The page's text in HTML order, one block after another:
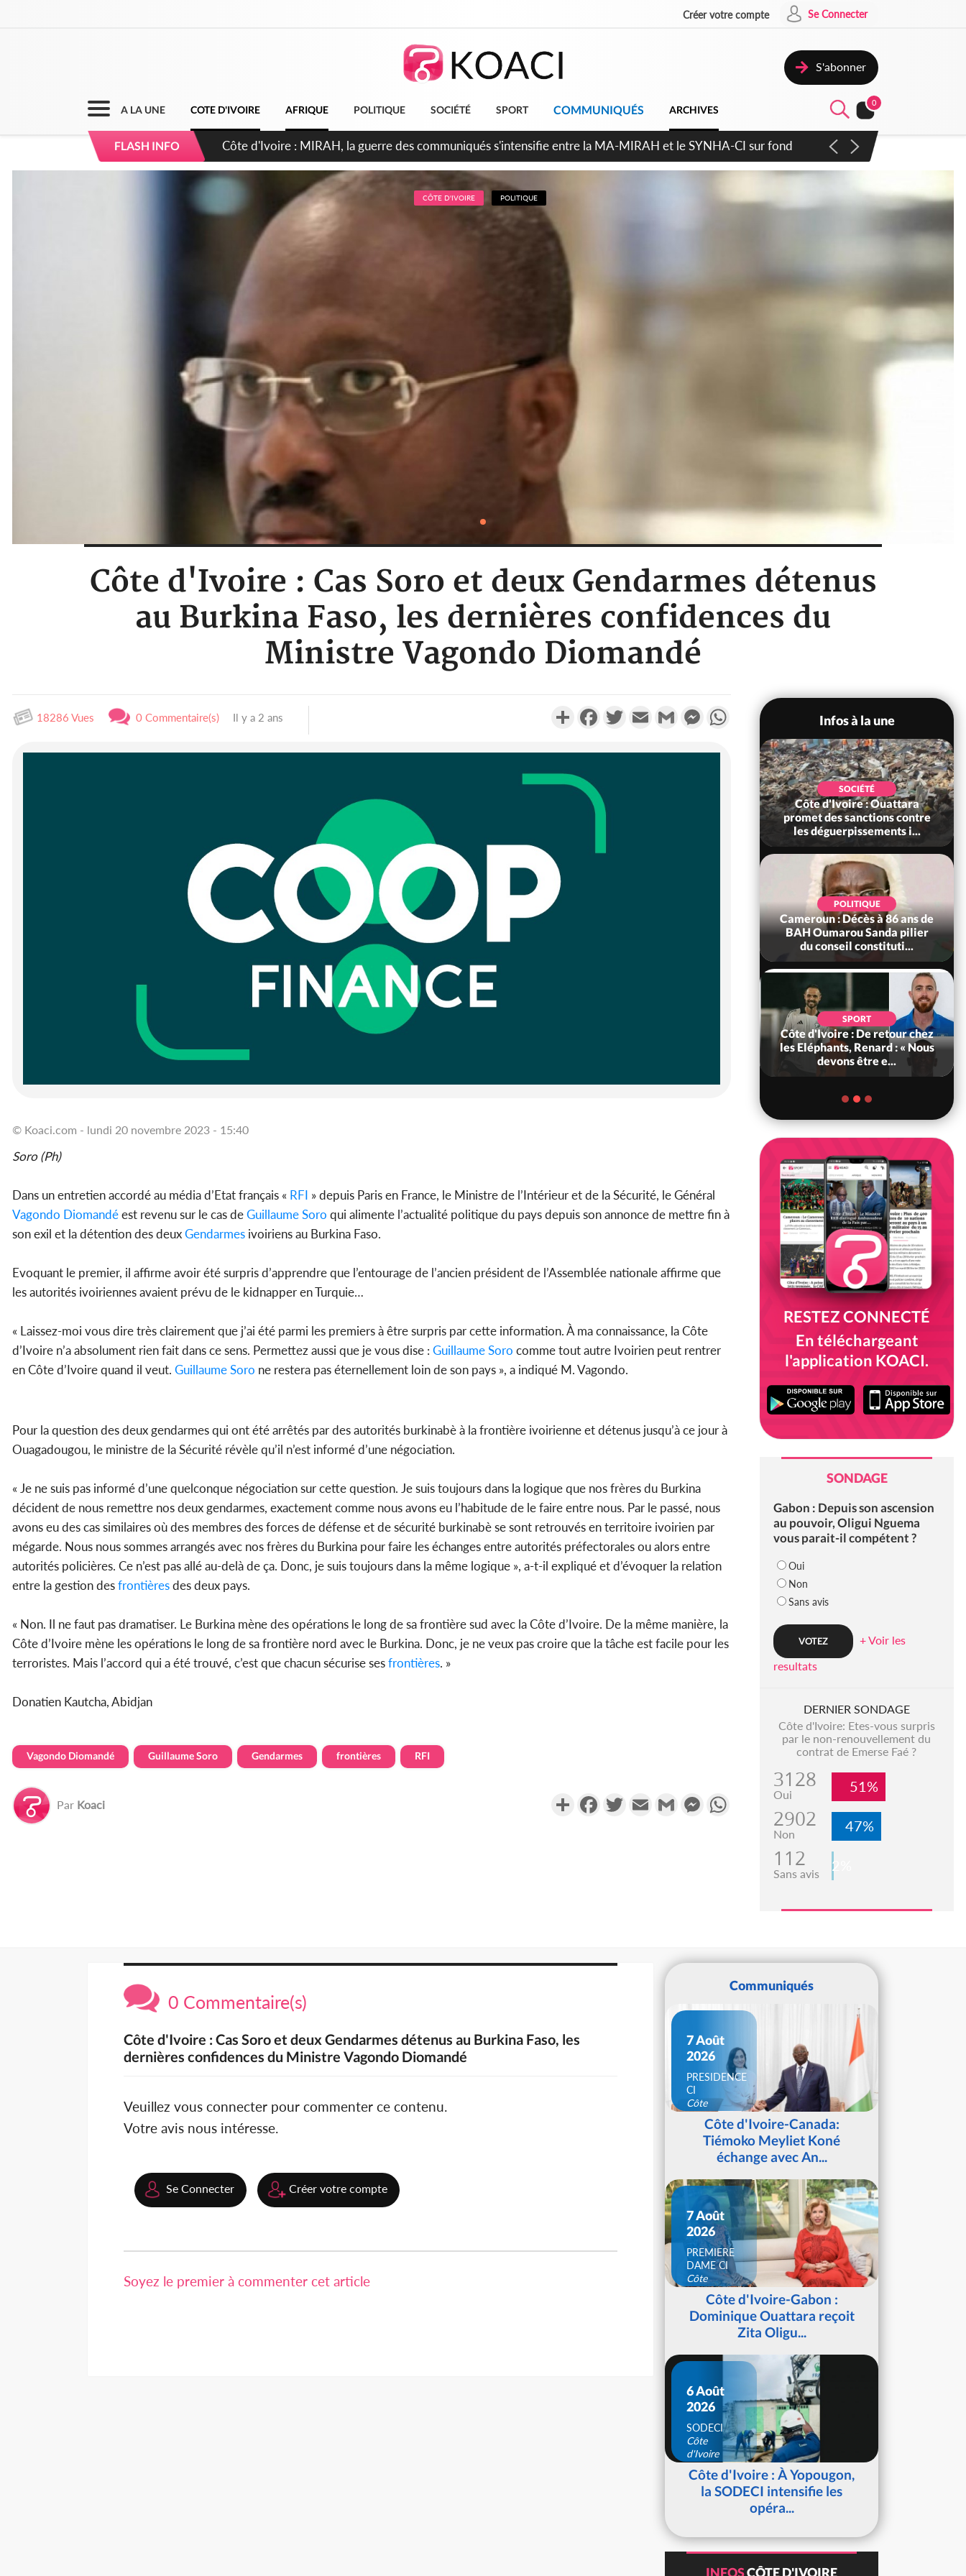
Créer votre compte Se Connecter
S'abonner
A LA UNE COTE D'IVOIRE AFRIQUE POLITIQUE SOCIÉTÉ SPORT COMMUNIQUÉS ARCHIVES
0
FLASH INFO Côte d'Ivoire : Indépendance 2026, Thiam plaide pour un environnement démocratique plus apaisé
CÔTE D'IVOIRE POLITIQUE
Côte d'Ivoire : Cas Soro et deux Gendarmes détenus
au Burkina Faso, les dernières confidences du
Ministre Vagondo Diomandé
18286 Vues 0 Commentaire(s) Il y a 2 ans PartagerFacebookTwitterEmail Gmail MessengerWhatsApp
© Koaci.com - lundi 20 novembre 2023 - 15:40
Soro (Ph)
Dans un entretien accordé au média d’Etat français « RFI » depuis Paris en France, le Ministre de l’Intérieur et de la Sécurité, le Général
Vagondo Diomandéest revenu sur le cas deGuillaume Soro qui alimente l’actualité politique du pays depuis son annonce de mettre fin à
son exil et la détention des deuxGendarmes ivoiriens au Burkina Faso.
Evoquant le premier, il affirme avoir été surpris d’apprendre que l’entourage de l’ancien président de l’Assemblée nationale affirme que
les autorités ivoiriennes avaient prévu de le kidnapper en Turquie…
« Laissez-moi vous dire très clairement que j’ai été parmi les premiers à être surpris par cette information. À ma connaissance, la Côte
d’Ivoire n’a absolument rien fait dans ce sens. Permettez aussi que je vous dise : Guillaume Soro comme tout autre Ivoirien peut rentrer
en Côte d’Ivoire quand il veut. Guillaume Soro ne restera pas éternellement loin de son pays », a indiqué M. Vagondo.
Pour la question des deux gendarmes qui ont été arrêtés par des autorités burkinabè à la frontière ivoirienne et détenus jusqu’à ce jour à
Ouagadougou, le ministre de la Sécurité révèle qu’il n’est informé d’une négociation.
« Je ne suis pas informé d’une quelconque négociation sur cette question. Je suis toujours dans la logique que nos frères du Burkina
décident de nous remettre nos deux gendarmes, exactement comme nous avons eu l’habitude de le faire entre nous. Par le passé, nous
avons eu des cas similaires où des membres des forces de défense et de sécurité burkinabè se sont retrouvés en territoire ivoirien par
mégarde. Nous nous sommes arrangés avec nos frères du Burkina pour faire les échanges entre autorités préfectorales ou alors entre
autorités policières. Ce n’est pas allé au-delà de ça. Donc, je suis toujours dans la même logique », a-t-il expliqué et d’évoquer la relation
entre la gestion desfrontièresdes deux pays.
« Non. Il ne faut pas dramatiser. Le Burkina mène des opérations le long de sa frontière sud avec la Côte d’Ivoire. De la même manière, la
Côte d’Ivoire mène les opérations le long de sa frontière nord avec le Burkina. Donc, je ne veux pas croire que la tâche est facile pour les
terroristes. Mais l’accord qui a été trouvé, c’est que chacun sécurise sesfrontières. »
Donatien Kautcha, Abidjan
Vagondo Diomandé Guillaume Soro Gendarmes frontières RFI
Par Koaci PartagerFacebookTwitterEmail Gmail MessengerWhatsApp
Infos à la une
Côte d'Ivoire : Après le pari
réussi du 66e anniversaire,
SOCIÉTÉ
Côte d'Ivoire : Ouattara
promet des sanctions contre
les déguerpissements i...
POLITIQUE
Cameroun : Décès à 86 ans de
BAH Oumarou Sanda pilier
du conseil constituti...
SPORT
Côte d'Ivoire : De retour chez
les Eléphants, Renard : « Nous
devons être e...
RESTEZ CONNECTÉ
En téléchargeant
l'application KOACI.
SONDAGE
Gabon : Depuis son ascension
au pouvoir, Oligui Nguema
vous parait-il compétent ?
Oui
Non
Sans avis
+ Voir les
resultats
DERNIER SONDAGE
Côte d'Ivoire: Etes-vous surpris
par le non-renouvellement du
contrat de Emerse Faé ?
3128
Oui 51%
2902
Non 47%
112
Sans avis 2%
0 Commentaire(s)
Côte d'Ivoire : Cas Soro et deux Gendarmes détenus au Burkina Faso, les
dernières confidences du Ministre Vagondo Diomandé
Veuillez vous connecter pour commenter ce contenu.
Votre avis nous intéresse.
Se Connecter Créer votre compte
Soyez le premier à commenter cet article
Communiqués
7 Août
2026
PRESIDENCE
CI
Côte
d'IvoireCôte d'Ivoire-Canada:
Tiémoko Meyliet Koné
échange avec An...
7 Août
2026
PREMIERE
DAME CI
Côte
d'IvoireCôte d'Ivoire-Gabon :
Dominique Ouattara reçoit
Zita Oligu...
6 Août
2026
SODECI
Côte
d'Ivoire
Côte d'Ivoire : À Yopougon,
la SODECI intensifie les
opéra...
INFOSCÔTE D'IVOIRE